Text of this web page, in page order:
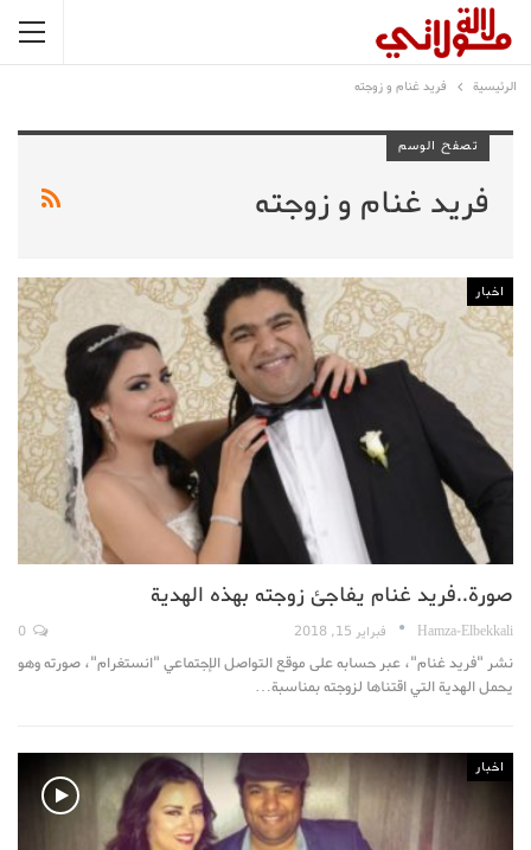
الرئيسية فريد غنام و زوجته
تصفح الوسم
فريد غنام و زوجته
اخبار
صورة..فريد غنام يفاجئ زوجته بهذه الهدية
Hamza-Elbekkali فبراير 15, 2018
نشر "فريد غنام"، عبر حسابه على موقع التواصل الإجتماعي "انستغرام"، صورته وهو
يحمل الهدية التي اقتناها لزوجته بمناسبة…
اخبار